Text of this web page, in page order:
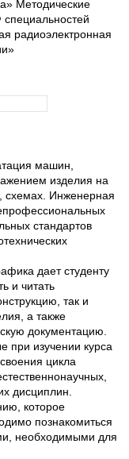
Методические
радиоэлектронная
машин,
изделия на
схемах. Инженерная
стандартов
дает студенту
и читать
так и
а также
документацию.
при изучении курса
цикла
дисциплин.
которое
познакомиться
необходимыми для